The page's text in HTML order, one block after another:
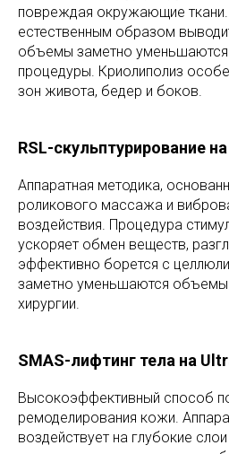
повреждая окружающие
естественным образом
объемы заметно
процедуры. Криолиполиз
зон живота, бедер и боков.
RSL-скульптурирование
Аппаратная методика,
роликового массажа и
воздействия. Процедура
ускоряет обмен веществ,
эффективно борется с
заметно уменьшаются объемы
хирургии.
SMAS-лифтинг тела на
Высокоэффективный способ
ремоделирования кожи.
воздействует на глубокие